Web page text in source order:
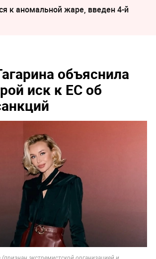
к аномальной жаре, введен 4-й
объяснила
иск к ЕС об